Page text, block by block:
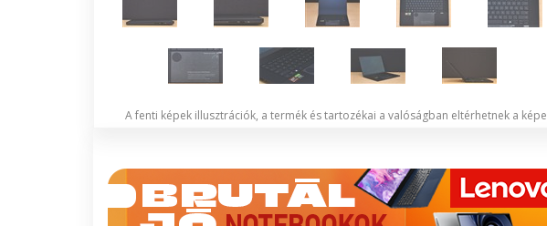
A fenti képek illusztrációk, a termék és tartozékai a valóságban eltérhetnek a